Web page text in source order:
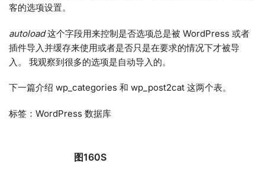
客的选项设置。
autoload这个字段用来控制是否选项总是被 WordPress 或者
插件导入并缓存来使用或者是否只是在要求的情况下才被导
入。 我观察到很多的选项是自动导入的。
下一篇介绍 wp_categories 和 wp_post2cat 这两个表。
标签：WordPress 数据库
图160S